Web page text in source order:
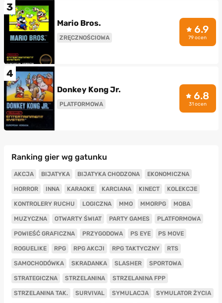
3
Mario Bros.
ZRĘCZNOŚCIOWA
6.9
79 ocen
4
Donkey Kong Jr.
PLATFORMOWA
6.8
31 ocen
Ranking gier wg gatunku
AKCJA BIJATYKA BIJATYKA CHODZONA EKONOMICZNA
HORROR INNA KARAOKE KARCIANA KINECT KOLEKCJE
KONTROLERY RUCHU LOGICZNA MMO MMORPG MOBA
MUZYCZNA OTWARTY ŚWIAT PARTY GAMES PLATFORMOWA
POWIEŚĆ GRAFICZNA PRZYGODOWA PS EYE PS MOVE
ROGUELIKE RPG RPG AKCJI RPG TAKTYCZNY RTS
SAMOCHODÓWKA SKRADANKA SLASHER SPORTOWA
STRATEGICZNA STRZELANINA STRZELANINA FPP
STRZELANINA TAK. SURVIVAL SYMULACJA SYMULATOR ŻYCIA